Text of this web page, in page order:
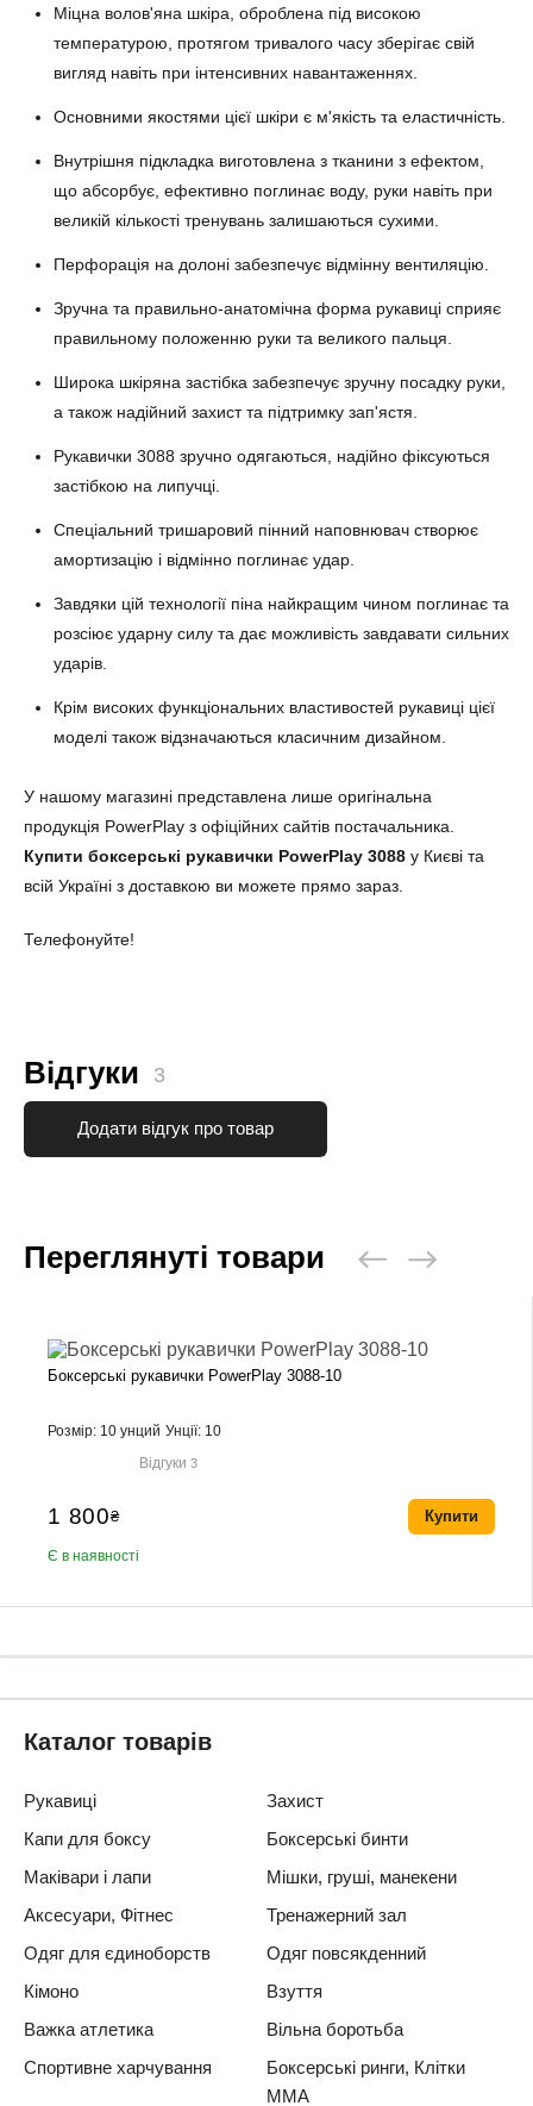
Міцна волов'яна шкіра, оброблена під високою
температурою, протягом тривалого часу зберігає свій
вигляд навіть при інтенсивних навантаженнях.
Основними якостями цієї шкіри є м'якість та еластичність.
Внутрішня підкладка виготовлена ​​з тканини з ефектом,
що абсорбує, ефективно поглинає воду, руки навіть при
великій кількості тренувань залишаються сухими.
Перфорація на долоні забезпечує відмінну вентиляцію.
Зручна та правильно-анатомічна форма рукавиці сприяє
правильному положенню руки та великого пальця.
Широка шкіряна застібка забезпечує зручну посадку руки,
а також надійний захист та підтримку зап'ястя.
Рукавички 3088 зручно одягаються, надійно фіксуються
застібкою на липучці.
Спеціальний тришаровий пінний наповнювач створює
амортизацію і відмінно поглинає удар.
Завдяки цій технології піна найкращим чином поглинає та
розсіює ударну силу та дає можливість завдавати сильних
ударів.
Крім високих функціональних властивостей рукавиці цієї
моделі також відзначаються класичним дизайном.
У нашому магазині представлена ​​лише оригінальна
продукція PowerPlay з офіційних сайтів постачальника.
Купити боксерські рукавички PowerPlay 3088 у Києві та
всій Україні з доставкою ви можете прямо зараз.
Телефонуйте!
Відгуки 3
Додати відгук про товар
Переглянуті товари
Боксерські рукавички PowerPlay 3088-10
Розмір: 10 унций Унції: 10
Відгуки3
1 800₴
Є в наявності
Купити
Каталог товарів
Рукавиці
Захист
Капи для боксу
Боксерські бинти
Маківари і лапи
Мішки, груші, манекени
Аксесуари, Фітнес
Тренажерний зал
Одяг для єдиноборств
Одяг повсякденний
Кімоно
Взуття
Важка атлетика
Вільна боротьба
Спортивне харчування
Боксерські ринги, Клітки
ММА